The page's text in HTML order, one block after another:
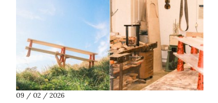
09 / 02 / 2026